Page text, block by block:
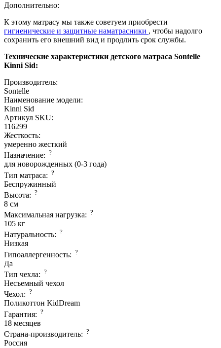
Дополнительно:
К этому матрасу мы также советуем приобрести
гигиенические и защитные наматрасники , чтобы надолго
сохранить его внешний вид и продлить срок службы.
Технические характеристики детского матраса Sontelle
Kinni Sid:
Производитель:
Sontelle
Наименование модели:
Kinni Sid
Артикул SKU:
116299
Жесткость:
умеренно жесткий
Назначение: ?
для новорожденных (0-3 года)
Тип матраса: ?
Беспружинный
Высота: ?
8 см
Максимальная нагрузка: ?
105 кг
Натуральность: ?
Низкая
Гипоаллергенность: ?
Да
Тип чехла: ?
Несъемный чехол
Чехол: ?
Поликоттон KidDream
Гарантия: ?
18 месяцев
Страна-производитель: ?
Россия